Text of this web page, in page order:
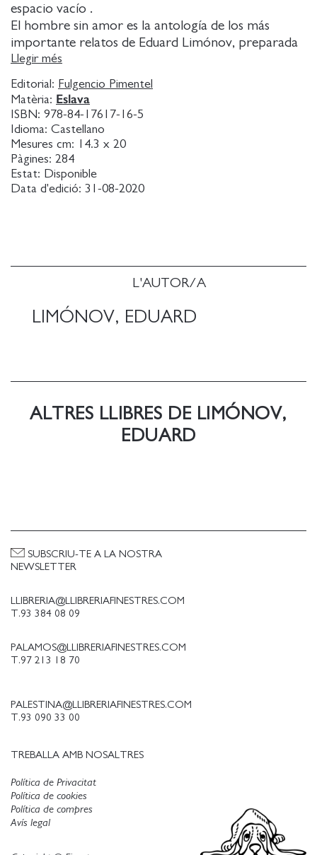
L'AUTOR/A
LIMÓNOV, EDUARD
espacio vacío .
El hombre sin amor es la antología de los más
importante relatos de Eduard Limónov, preparada
solo unas semanas antes de su muerte.
Estos ocho fragmentos de vida corresponden a un
periodo muy concreto de la biografía de su autor y
conforman algo parecido a una novela del desamor,
o mejor, del desencuentro con el amor, mientras
que el astro solitario que puebla sus páginas sería el
héroe lírico que bascula día a día entre el éxito y la
indigencia, entre el estupor y la venganza, entre la
euforia de la carne y la sed de supervivencia.
Llegir més
Editorial: Fulgencio Pimentel
Matèria: Eslava
ISBN: 978-84-17617-16-5
Idioma: Castellano
Mesures cm:
14.3 x 20
Pàgines: 284
Estat: Disponible
Data d'edició: 31-08-2020
ALTRES LLIBRES DE LIMÓNOV,
EDUARD
LLIBRERIA@LLIBRERIAFINESTRES.COM
T.93 384 08 09
PALAMOS@LLIBRERIAFINESTRES.COM
T.97 213 18 70
PALESTINA@LLIBRERIAFINESTRES.COM
T.93 090 33 00
TREBALLA AMB NOSALTRES
SUBSCRIU-TE A LA NOSTRA
NEWSLETTER
Política de Privacitat
Política de cookies
Avís legal
Política de compres